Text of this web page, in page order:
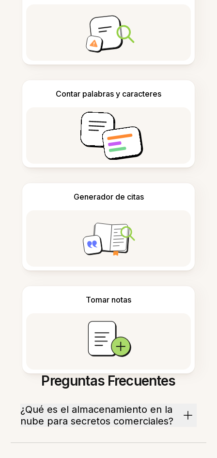
Contar palabras y caracteres
Generador de citas
Tomar notas
Preguntas Frecuentes
¿Qué es el almacenamiento en la
nube para secretos comerciales?